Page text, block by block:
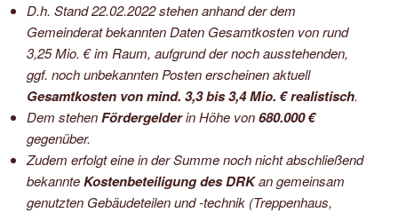
D.h. Stand 22.02.2022 stehen anhand der dem
Gemeinderat bekannten Daten Gesamtkosten von rund
3,25 Mio. € im Raum, aufgrund der noch ausstehenden,
ggf. noch unbekannten Posten erscheinen aktuell
Gesamtkosten von mind. 3,3 bis 3,4 Mio. € realistisch.
Dem stehenFördergelderin Höhe von680.000 €
gegenüber.
Zudem erfolgt eine in der Summe noch nicht abschließend
bekannteKostenbeteiligung des DRKan gemeinsam
genutzten Gebäudeteilen und -technik (Treppenhaus,